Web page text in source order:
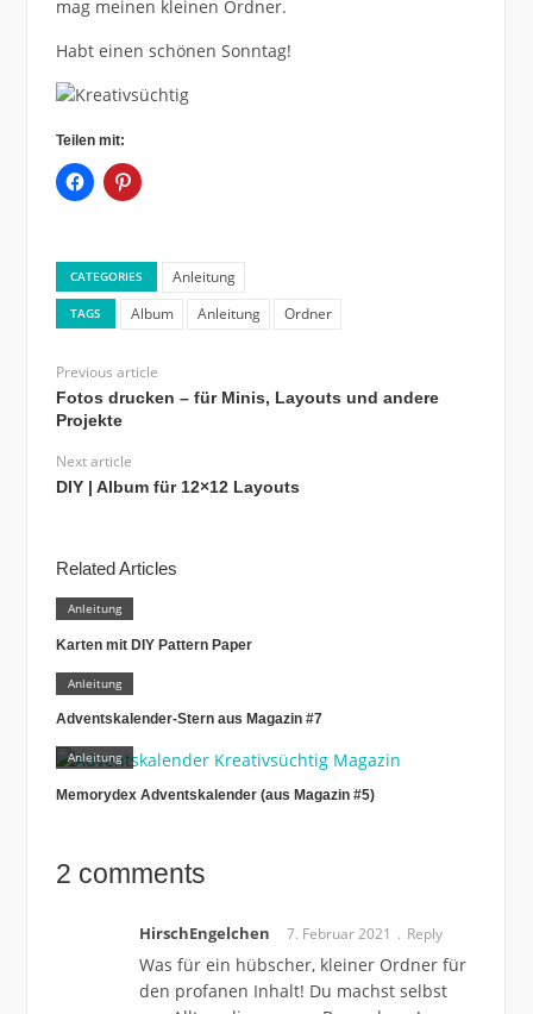
mag meinen kleinen Ordner.
Habt einen schönen Sonntag!
Teilen mit:
CATEGORIES Anleitung
TAGS Album Anleitung Ordner
Previous article
Fotos drucken – für Minis, Layouts und andere
Projekte
Next article
DIY | Album für 12×12 Layouts
Related Articles
Anleitung
Karten mit DIY Pattern Paper
Anleitung
Adventskalender-Stern aus Magazin #7
Anleitung
Memorydex Adventskalender (aus Magazin #5)
2 comments
HirschEngelchen 7. Februar 2021 Reply
Was für ein hübscher, kleiner Ordner für
den profanen Inhalt! Du machst selbst